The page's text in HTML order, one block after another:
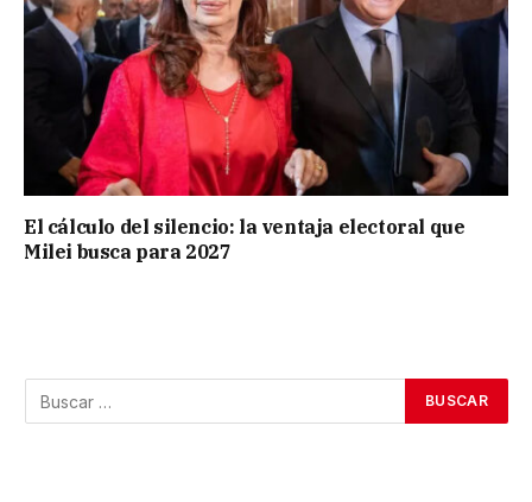
El cálculo del silencio: la ventaja electoral que
Milei busca para 2027